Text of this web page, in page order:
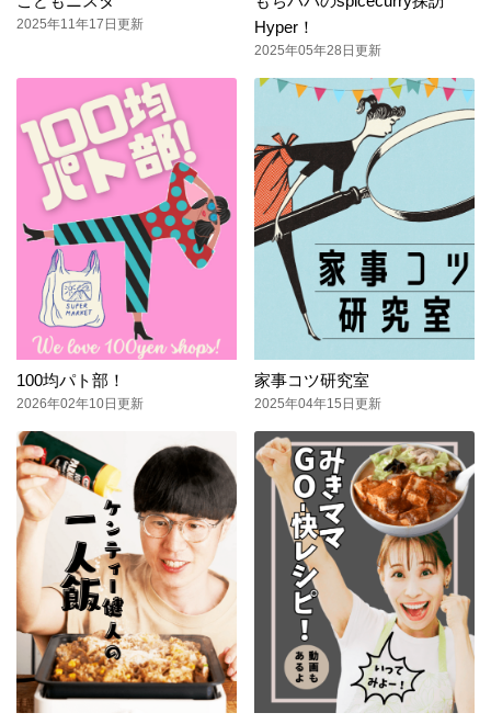
2025年11年17日更新
Hyper！
2025年05年28日更新
100均パト部！
2026年02年10日更新
家事コツ研究室
2025年04年15日更新